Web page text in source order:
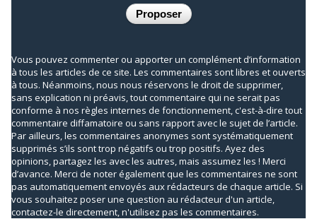
Vous pouvez commenter ou apporter un complément d’information
à tous les articles de ce site. Les commentaires sont libres et ouverts
à tous. Néanmoins, nous nous réservons le droit de supprimer,
sans explication ni préavis, tout commentaire qui ne serait pas
conforme à nos règles internes de fonctionnement, c'est-à-dire tout
commentaire diffamatoire ou sans rapport avec le sujet de l’article.
Par ailleurs, les commentaires anonymes sont systématiquement
supprimés s’ils sont trop négatifs ou trop positifs. Ayez des
opinions, partagez les avec les autres, mais assumez les ! Merci
d’avance. Merci de noter également que les commentaires ne sont
pas automatiquement envoyés aux rédacteurs de chaque article. Si
vous souhaitez poser une question au rédacteur d'un article,
contactez-le directement, n'utilisez pas les commentaires.